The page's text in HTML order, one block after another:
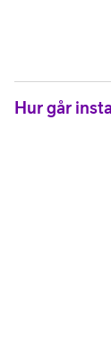
Hur går